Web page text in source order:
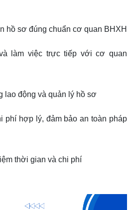
hồ sơ đúng chuẩn cơ quan BHXH
làm việc trực tiếp với cơ quan
lao động và quản lý hồ sơ
phí hợp lý, đảm bảo an toàn pháp
thời gian và chi phí